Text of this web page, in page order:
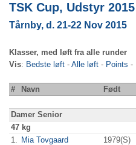
TSK Cup, Udstyr 2015
Tårnby, d. 21-22 Nov 2015
Klasser, med løft fra alle runder
Vis: Bedste løft - Alle løft - Points -
# Navn Født
Damer Senior
47 kg
1. Mia Tovgaard 1979(S)